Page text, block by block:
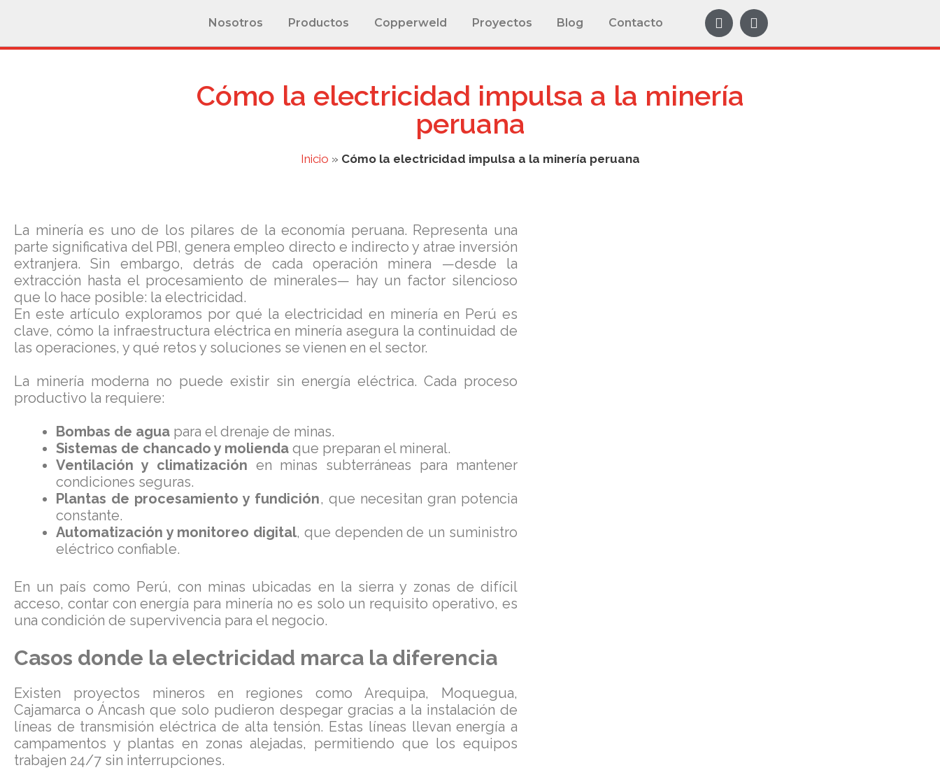
Nosotros Productos Copperweld Proyectos Blog Contacto
Cómo la electricidad impulsa a la minería
peruana
Inicio » Cómo la electricidad impulsa a la minería peruana
La minería es uno de los pilares de la economía peruana. Representa una
parte significativa del PBI, genera empleo directo e indirecto y atrae inversión
extranjera. Sin embargo, detrás de cada operación minera —desde la
extracción hasta el procesamiento de minerales— hay un factor silencioso
que lo hace posible: la electricidad.
En este artículo exploramos por qué la electricidad en minería en Perú es
clave, cómo la infraestructura eléctrica en minería asegura la continuidad de
las operaciones, y qué retos y soluciones se vienen en el sector.
La minería moderna no puede existir sin energía eléctrica. Cada proceso
productivo la requiere:
Bombas de agua para el drenaje de minas.
Sistemas de chancado y molienda que preparan el mineral.
Ventilación y climatización en minas subterráneas para mantener
condiciones seguras.
Plantas de procesamiento y fundición, que necesitan gran potencia
constante.
Automatización y monitoreo digital, que dependen de un suministro
eléctrico confiable.
En un país como Perú, con minas ubicadas en la sierra y zonas de difícil
acceso, contar con energía para minería no es solo un requisito operativo, es
una condición de supervivencia para el negocio.
Casos donde la electricidad marca la diferencia
Existen proyectos mineros en regiones como Arequipa, Moquegua,
Cajamarca o Áncash que solo pudieron despegar gracias a la instalación de
líneas de transmisión eléctrica de alta tensión. Estas líneas llevan energía a
campamentos y plantas en zonas alejadas, permitiendo que los equipos
trabajen 24/7 sin interrupciones.